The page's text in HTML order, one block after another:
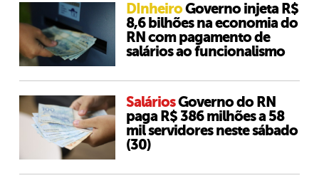
DInheiroGoverno injeta R$
8,6 bilhões na economia do
RN com pagamento de
salários ao funcionalismo
SaláriosGoverno do RN
paga R$ 386 milhões a 58
mil servidores neste sábado
(30)